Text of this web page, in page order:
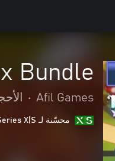
Bundle
Afil Games
•
محسّنة لـ Xbox Series X|S